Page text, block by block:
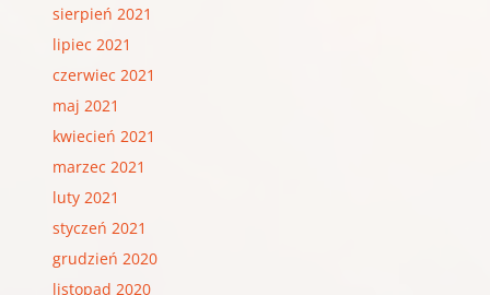
sierpień 2021
lipiec 2021
czerwiec 2021
maj 2021
kwiecień 2021
marzec 2021
luty 2021
styczeń 2021
grudzień 2020
listopad 2020